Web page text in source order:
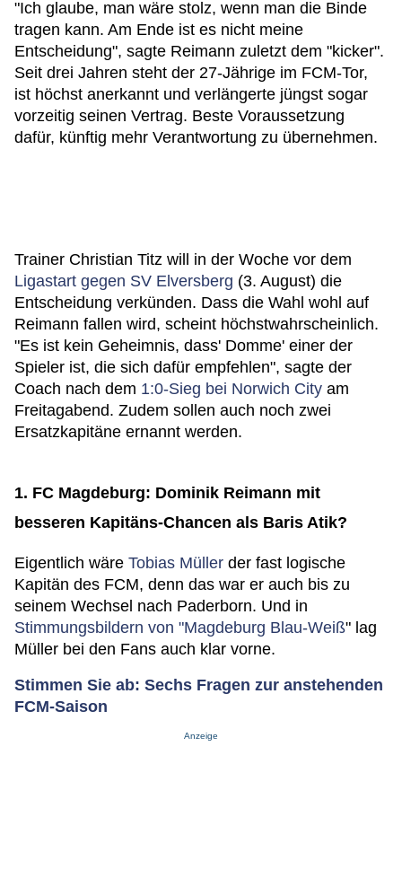
"Ich glaube, man wäre stolz, wenn man die Binde
tragen kann. Am Ende ist es nicht meine
Entscheidung", sagte Reimann zuletzt dem "kicker".
Seit drei Jahren steht der 27-Jährige im FCM-Tor,
ist höchst anerkannt und verlängerte jüngst sogar
vorzeitig seinen Vertrag. Beste Voraussetzung
dafür, künftig mehr Verantwortung zu übernehmen.
Trainer Christian Titz will in der Woche vor dem
Ligastart gegen SV Elversberg (3. August) die
Entscheidung verkünden. Dass die Wahl wohl auf
Reimann fallen wird, scheint höchstwahrscheinlich.
"Es ist kein Geheimnis, dass' Domme' einer der
Spieler ist, die sich dafür empfehlen", sagte der
Coach nach dem 1:0-Sieg bei Norwich City am
Freitagabend. Zudem sollen auch noch zwei
Ersatzkapitäne ernannt werden.
1. FC Magdeburg: Dominik Reimann mit
besseren Kapitäns-Chancen als Baris Atik?
Eigentlich wäre Tobias Müller der fast logische
Kapitän des FCM, denn das war er auch bis zu
seinem Wechsel nach Paderborn. Und in
Stimmungsbildern von "Magdeburg Blau-Weiß" lag
Müller bei den Fans auch klar vorne.
Stimmen Sie ab: Sechs Fragen zur anstehenden
FCM-Saison
Anzeige